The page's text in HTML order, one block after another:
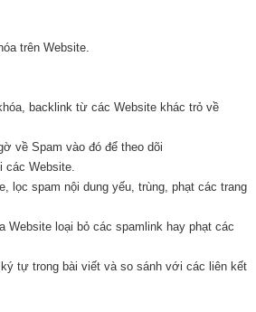
trên Website.
backlink từ các Website khác trỏ về
về Spam vào đó để theo dõi
các Website.
lọc spam nội dung yếu, trùng, phạt các trang
Website loại bỏ các spamlink hay phạt các
tự trong bài viết và so sánh với các liên kết